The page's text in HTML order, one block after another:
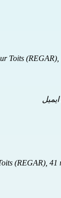
Toits
(REGAR), 41